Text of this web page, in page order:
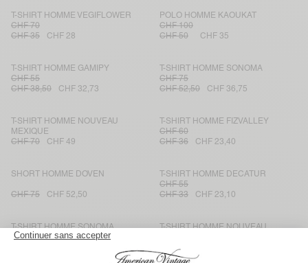
T-SHIRT HOMME VEGIFLOWER
CHF 70
CHF 35
CHF 28
POLO HOMME KAOUKAT
CHF 100
CHF 50
CHF 35
T-SHIRT HOMME GAMIPY
CHF 55
CHF 38,50
CHF 32,73
T-SHIRT HOMME SONOMA
CHF 75
CHF 52,50
CHF 36,75
T-SHIRT HOMME NOUVEAU
MEXIQUE
CHF 70
CHF 49
T-SHIRT HOMME FIZVALLEY
CHF 60
CHF 36
CHF 23,40
SHORT HOMME DOVEN
CHF 75 CHF 52,50
T-SHIRT HOMME DECATUR
CHF 55
CHF 33
CHF 23,10
T-SHIRT HOMME SONOMA
T-SHIRT HOMME NOUVEAU
CHF 60
CHF 42
CHF 25,20